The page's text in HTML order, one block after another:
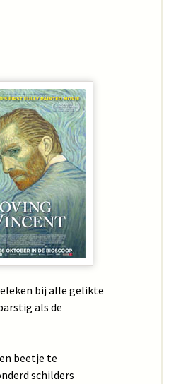
bij alle gelikte
als de
beetje te
schilders